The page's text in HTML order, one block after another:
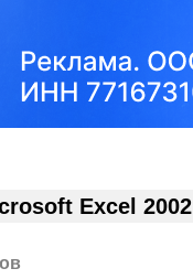
Excel 2002